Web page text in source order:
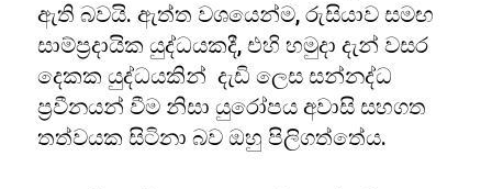
ඇති බවයි. ඇත්ත වශයෙන්ම, රුසියාව සමඟ
සාම්ප්‍රදායික යුද්ධයකදී, එහි හමුදා දැන් වසර
දෙකක යුද්ධයකින් දැඩි ලෙස සන්නද්ධ
ප්‍රවීනයන් වීම නිසා යුරෝපය අවාසි සහගත
තත්වයක සිටිනා බව ඔහු පිලිගත්තේය.